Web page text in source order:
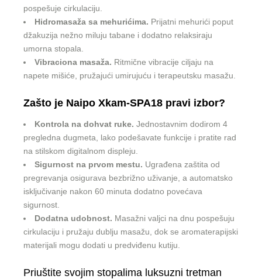
pospešuje cirkulaciju.
Hidromasaža sa mehurićima. Prijatni mehurići poput
džakuzija nežno miluju tabane i dodatno relaksiraju
umorna stopala.
Vibraciona masaža. Ritmične vibracije ciljaju na
napete mišiće, pružajući umirujuću i terapeutsku masažu.
Zašto je Naipo Xkam-SPA18 pravi izbor?
Kontrola na dohvat ruke. Jednostavnim dodirom 4
pregledna dugmeta, lako podešavate funkcije i pratite rad
na stilskom digitalnom displeju.
Sigurnost na prvom mestu. Ugrađena zaštita od
pregrevanja osigurava bezbrižno uživanje, a automatsko
isključivanje nakon 60 minuta dodatno povećava
sigurnost.
Dodatna udobnost. Masažni valjci na dnu pospešuju
cirkulaciju i pružaju dublju masažu, dok se aromaterapijski
materijali mogu dodati u predviđenu kutiju.
Priuštite svojim stopalima luksuzni tretman